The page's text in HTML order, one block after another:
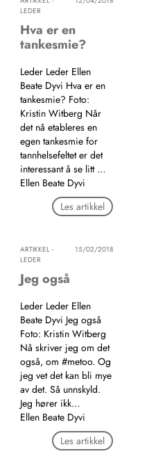
LEDER
Hva er en
tankesmie?
Leder Leder Ellen
Beate Dyvi Hva er en
tankesmie? Foto:
Kristin Witberg Når
det nå etableres en
egen tankesmie for
tannhelsefeltet er det
interessant å se litt …
Ellen Beate Dyvi
Les artikkel
ARTIKKEL -
LEDER
15/02/2018
Jeg også
Leder Leder Ellen
Beate Dyvi Jeg også
Foto: Kristin Witberg
Nå skriver jeg om det
også, om #metoo. Og
jeg vet det kan bli mye
av det. Så unnskyld.
Jeg hører ikk…
Ellen Beate Dyvi
Les artikkel